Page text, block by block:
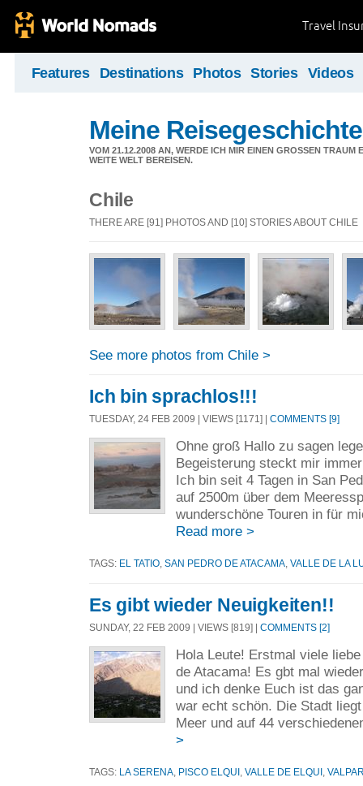
Travel
Features Destinations Photos Stories Videos
Meine
VOM 21.12.2008 AN, WERDE ICH MIR EINEN GROSSEN TRAUM
ITE WELT BEREISEN.
Chile
THERE ARE [91] PHOTOS AND [10] STORIES ABOUT CHILE
See more photos from Chile >
Ich bin sprachlos!!!
TUESDAY, 24 FEB 2009 | VIEWS [1171] | COMMENTS [9]
Ohne groß Hallo zu sagen
Begeisterung steckt mir
Ich bin seit 4 Tagen in San
auf 2500m über dem
wunderschöne Touren in für
Read more >
TAGS: EL TATIO SAN PEDRO DE ATACAMA VALLE DE LA
Es gibt wieder Neuigkeiten!!
SUNDAY, 22 FEB 2009 | VIEWS [819] | COMMENTS [2]
Hola Leute! Erstmal viele
de Atacama! Es gbt mal
und ich denke Euch ist das
war echt schön. Die Stadt
Meer und auf 44
>
TAGS: LA SERENA PISCO ELQUI VALLE DE ELQUI